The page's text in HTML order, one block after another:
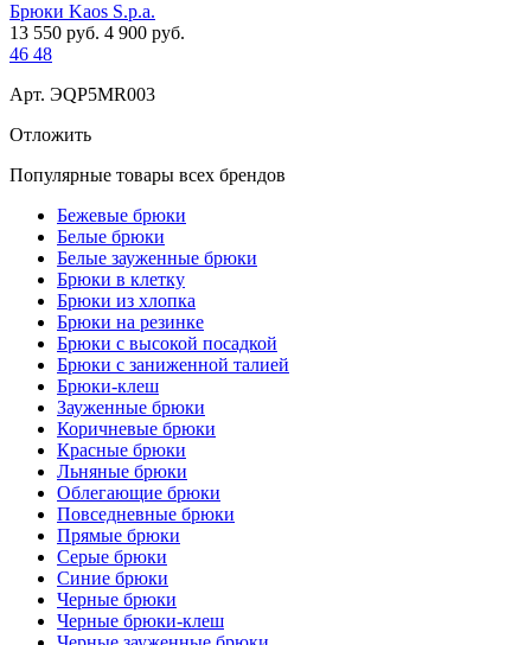
Брюки Kaos S.p.a.
13 550 руб. 4 900 руб.
46 48
Арт. ЭQP5MR003
Отложить
Популярные товары всех брендов
Бежевые брюки
Белые брюки
Белые зауженные брюки
Брюки в клетку
Брюки из хлопка
Брюки на резинке
Брюки с высокой посадкой
Брюки с заниженной талией
Брюки-клеш
Зауженные брюки
Коричневые брюки
Красные брюки
Льняные брюки
Облегающие брюки
Повседневные брюки
Прямые брюки
Серые брюки
Синие брюки
Черные брюки
Черные брюки-клеш